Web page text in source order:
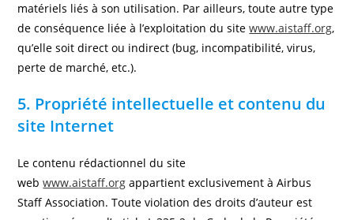
matériels liés à son utilisation. Par ailleurs, toute autre type
de conséquence liée à l’exploitation du sitewww.aistaff.org,
qu’elle soit direct ou indirect (bug, incompatibilité, virus,
perte de marché, etc.).
5. Propriété intellectuelle et contenu du
site Internet
Le contenu rédactionnel du site
webwww.aistaff.org appartient exclusivement à Airbus
Staff Association. Toute violation des droits d’auteur est